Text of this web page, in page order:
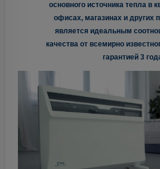
основного источника тепла в
офисах, магазинах и других
является идеальным
качества от всемирно
гарантией 3